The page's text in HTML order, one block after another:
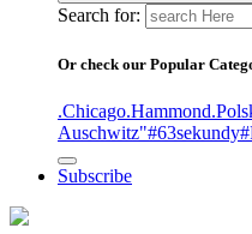
Search for:
Or check our Popular
.Chicago.Hammond
Auschwitz"#63sekundy
Subscribe